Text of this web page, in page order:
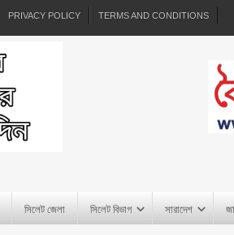
PRIVACY POLICY TERMS AND CONDITIONS
সিলেট জেলা সিলেট বিভাগ সারাদেশ